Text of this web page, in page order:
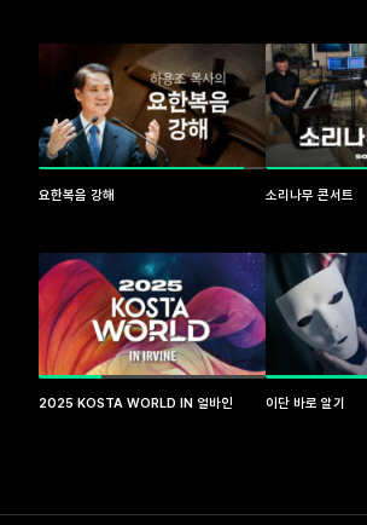
요한복음 강해 소리나무 콘서트
2025 KOSTA WORLD IN 얼바인 이단 바로 알기